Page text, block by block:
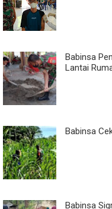
Babinsa
Lantai
Babinsa
Babinsa